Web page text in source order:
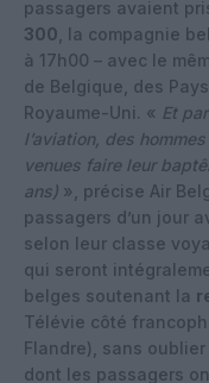
passagers avaient
300 , la compagnie
à 17h00 – avec le
de Belgique, des
Royaume-Uni. « Et
l’aviation, des
venues faire leur
ans) », précise Air
passagers d’un jour
selon leur classe
qui seront
belges soutenant la
Télévie côté
Flandre), sans
dont les passagers